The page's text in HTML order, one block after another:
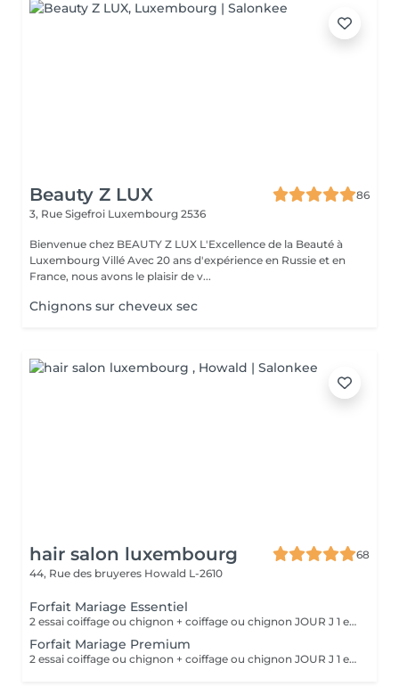
Beauty Z LUX
86
3, Rue Sigefroi Luxembourg 2536
Bienvenue chez BEAUTY Z LUX L'Excellence de la Beauté à
Luxembourg Villé Avec 20 ans d'expérience en Russie et en
France, nous avons le plaisir de v...
Chignons sur cheveux sec
hair salon luxembourg
68
44, Rue des bruyeres Howald L-2610
Forfait Mariage Essentiel
2 essai coiffage ou chignon + coiffage ou chignon JOUR J 1 essai maquillage + maquillage JOUR J Une prestation de manucure en gel ° cadeaux offert
Forfait Mariage Premium
2 essai coiffage ou chignon + coiffage ou chignon JOUR J 1 essai maquillage + maquillage JOUR J Une prestation de manucure en gel au choix Une prestation de beauté des pieds en gel au choix ° Un massage relaxant ° Un cadeaux offert